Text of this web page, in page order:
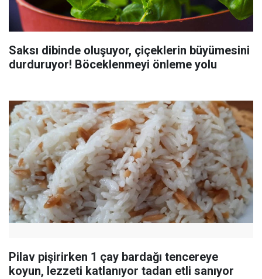
Saksı dibinde oluşuyor, çiçeklerin büyümesini
durduruyor! Böceklenmeyi önleme yolu
Pilav pişirirken 1 çay bardağı tencereye
koyun, lezzeti katlanıyor tadan etli sanıyor